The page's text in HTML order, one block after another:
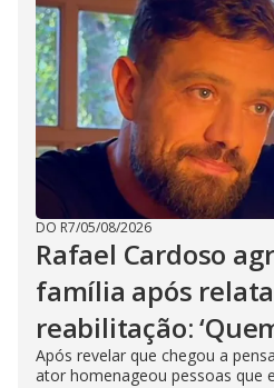
DO R7/05/08/2026
Rafael Cardoso
família após
reabilitação:
Após revelar que chegou a
ator homenageou pessoas que